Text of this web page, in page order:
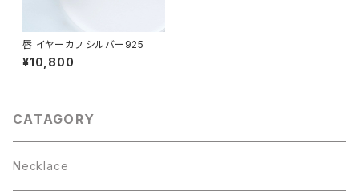
唇 イヤーカフ シルバー925
¥10,800
CATAGORY
Necklace